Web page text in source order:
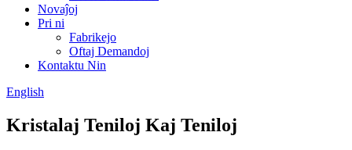
Novaĵoj
Pri ni
Fabrikejo
Oftaj Demandoj
Kontaktu Nin
English
Kristalaj Teniloj Kaj Teniloj